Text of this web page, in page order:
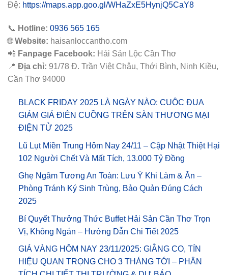
Đệ: https://maps.app.goo.gl/WHaZxE5HynjQ5CaY8
📞 Hotline: 0936 565 165
🌐Website: haisanloccantho.com
📲 Fanpage Facebook: Hải Sản Lộc Cần Thơ
📍 Địa chỉ: 91/78 Đ. Trần Việt Châu, Thới Bình, Ninh Kiều,
Cần Thơ 94000
BLACK FRIDAY 2025 LÀ NGÀY NÀO: CUỘC ĐUA
GIẢM GIÁ ĐIÊN CUỒNG TRÊN SÀN THƯƠNG MẠI
ĐIỆN TỬ 2025
Lũ Lụt Miền Trung Hôm Nay 24/11 – Cập Nhật Thiệt Hại
102 Người Chết Và Mất Tích, 13.000 Tỷ Đồng
Ghẹ Ngâm Tương An Toàn: Lưu Ý Khi Làm & Ăn –
Phòng Tránh Ký Sinh Trùng, Bảo Quản Đúng Cách
2025
Bí Quyết Thưởng Thức Buffet Hải Sản Cần Thơ Trọn
Vị, Không Ngán – Hướng Dẫn Chi Tiết 2025
GIÁ VÀNG HÔM NAY 23/11/2025: GIẰNG CO, TÍN
HIỆU QUAN TRỌNG CHO 3 THÁNG TỚI – PHÂN